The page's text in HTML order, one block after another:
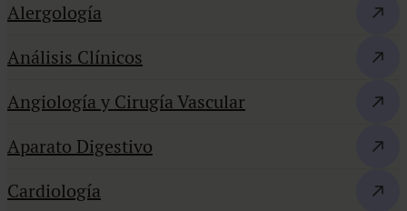
Alergología
Análisis Clínicos
Angiología y Cirugía Vascular
Aparato Digestivo
Cardiología